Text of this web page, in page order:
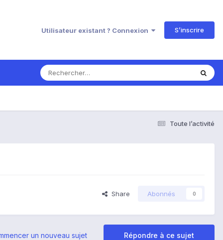
Utilisateur existant ? Connexion S’inscrire
Toute l’activité
Share Abonnés 0
Répondre à ce sujet
un nouveau sujet